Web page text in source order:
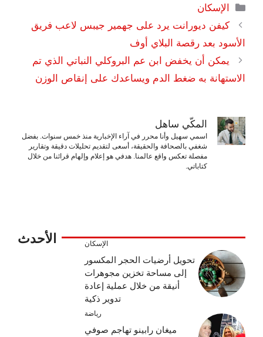
التصنيفات
الإسكان
كيفن ديورانت يرد على جهمير جيبس ​​لاعب فريق
الأسود بعد رقصة البلاي أوف
يمكن أن يخفض ابن عم البروكلي النباتي الذي تم
الاستهانة به ضغط الدم ويساعدك على إنقاص الوزن
المكّي ساهل
اسمي سهيل وأنا محرر في آراء الإخبارية منذ خمس سنوات. بفضل
شغفي بالصحافة والحقيقة، أسعى لتقديم تحليلات دقيقة وتقارير
مفصلة تعكس واقع عالمنا. هدفي هو إعلام وإلهام قرائنا من خلال
كتاباتي.
الأحدث الإسكان
تحويل أرضيات الحجر المكسور
إلى مساحة تخزين مجوهرات
أنيقة من خلال عملية إعادة
تدوير ذكية
رياضة
ميغان رابينو تهاجم صوفي